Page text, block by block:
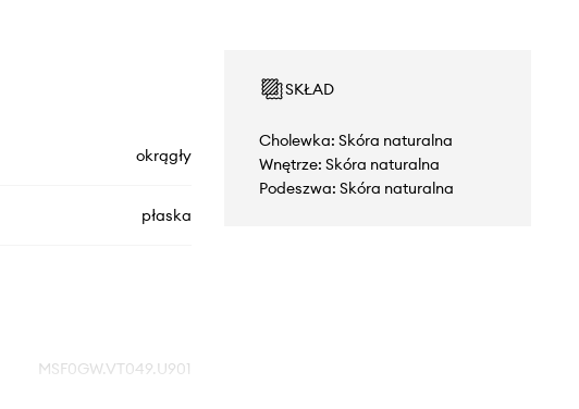
okrągły
płaska
MSF0GW.VT049.U901
SKŁAD
Cholewka: Skóra naturalna
Wnętrze: Skóra naturalna
Podeszwa: Skóra naturalna